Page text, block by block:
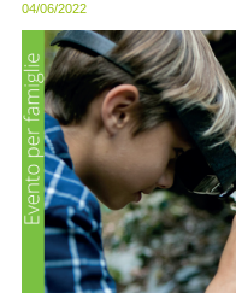
04/06/2022